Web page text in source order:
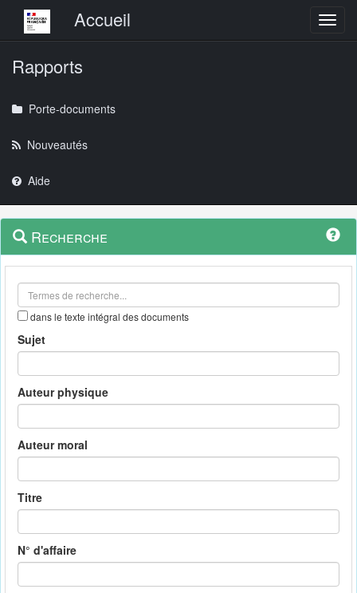
Menu principalAccueil
Rapports
Porte-documents
Nouveautés
Aide
Navigation
outils
Menu
contextuel
Recherche
dans le texte intégral des documents
Sujet
Auteur physique
Auteur moral
Titre
N° d'affaire